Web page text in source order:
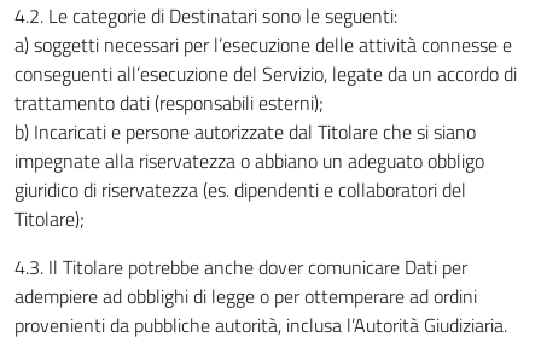
4.2. Le categorie di Destinatari sono le seguenti:
a) soggetti necessari per l’esecuzione delle attività connesse e
conseguenti all’esecuzione del Servizio, legate da un accordo di
trattamento dati (responsabili esterni);
b) Incaricati e persone autorizzate dal Titolare che si siano
impegnate alla riservatezza o abbiano un adeguato obbligo
giuridico di riservatezza (es. dipendenti e collaboratori del
Titolare);
4.3. Il Titolare potrebbe anche dover comunicare Dati per
adempiere ad obblighi di legge o per ottemperare ad ordini
provenienti da pubbliche autorità, inclusa l’Autorità Giudiziaria.